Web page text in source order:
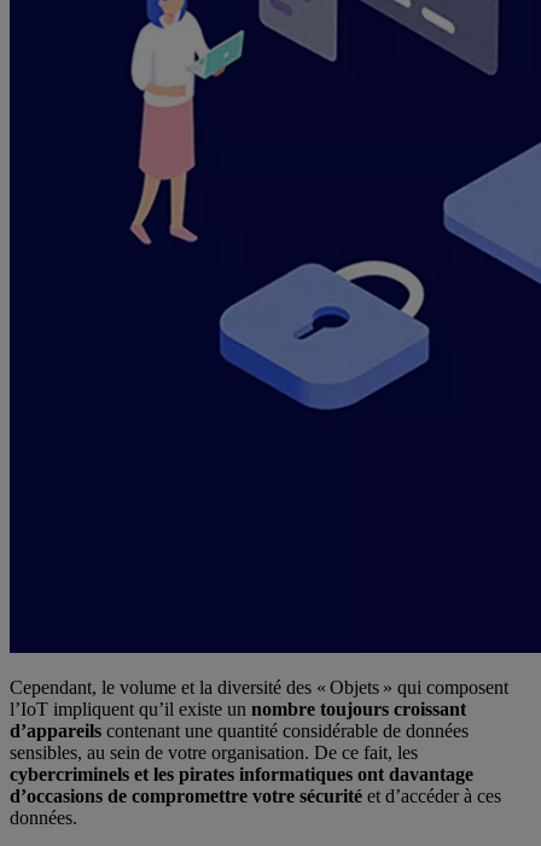
Cependant, le volume et la diversité des « Objets » qui composent
l’IoT impliquent qu’il existe un nombre toujours croissant
d’appareils contenant une quantité considérable de données
sensibles, au sein de votre organisation. De ce fait, les
cybercriminels et les pirates informatiques ont davantage
d’occasions de compromettre votre sécurité et d’accéder à ces
données.